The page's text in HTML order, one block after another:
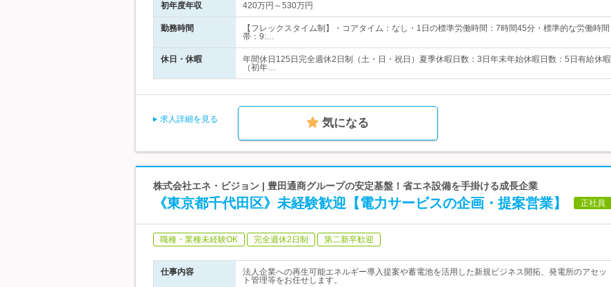
初年度年収 420万円～530万円
勤務時間
【フレックスタイム制】・コアタイム：なし・1日の標準労働時間：7時間45分・標準的な労働時間
帯：9:…
休日・休暇
年間休日125日完全週休2日制（土・日・祝日）夏季休暇日数：3日年末年始休暇日数：5日有給休暇
（初年…
求人詳細を見る 気になる
株式会社エネ・ビジョン | 豊田通商グループの安定基盤！省エネ設備を手掛ける成長企業
《東京都千代田区》未経験歓迎【電力サービスの企画・提案営業】 正社員
職種・業種未経験OK 完全週休2日制 第二新卒歓迎
仕事内容
法人企業への再生可能エネルギー導入提案や蓄電池を活用した新規ビジネス開拓、発電所のアセッ
ト管理等をお任せします。